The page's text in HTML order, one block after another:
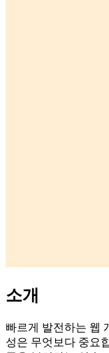
소개
빠르게 발전하는 웹
성은 무엇보다 중요